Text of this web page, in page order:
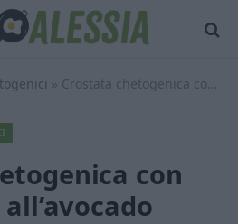
» Crostata chetogenica con pasta frolla all’avocado
con